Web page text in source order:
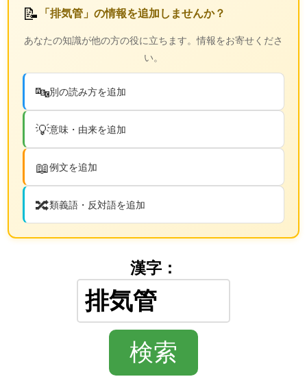
📝 「排気管」の情報を追加しませんか？
あなたの知識が他の方の役に立ちます。情報をお寄せくださ
い。
🔤別の読み方を追加
💡意味・由来を追加
📖例文を追加
🔀類義語・反対語を追加
漢字：